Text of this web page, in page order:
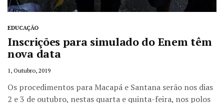
EDUCAÇÃO
Inscrições para simulado do Enem têm
nova data
1, Outubro, 2019
Os procedimentos para Macapá e Santana serão nos dias
2 e 3 de outubro, nestas quarta e quinta-feira, nos polos